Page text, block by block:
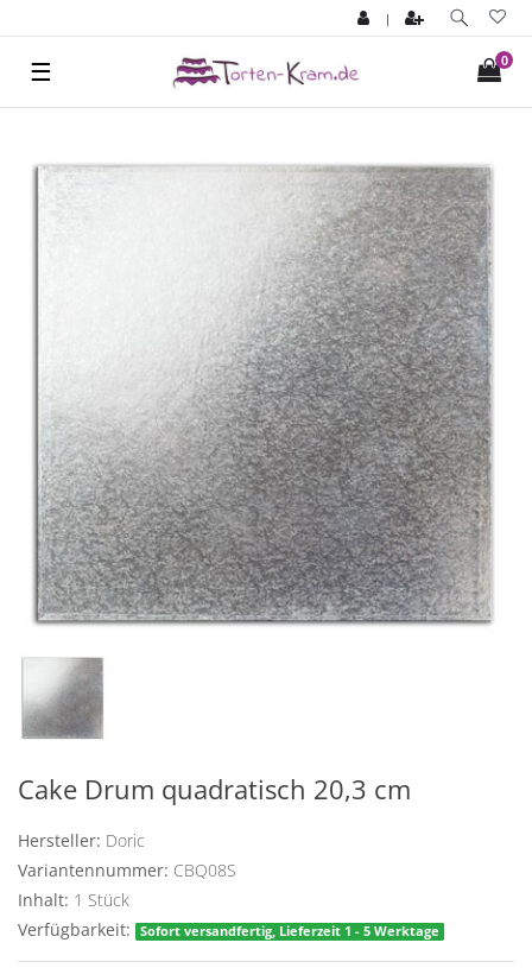
|
0
☰
Cake Drum quadratisch 20,3 cm
Hersteller: Doric
Variantennummer: CBQ08S
Inhalt: 1 Stück
Verfügbarkeit:
Sofort versandfertig, Lieferzeit 1 - 5 Werktage